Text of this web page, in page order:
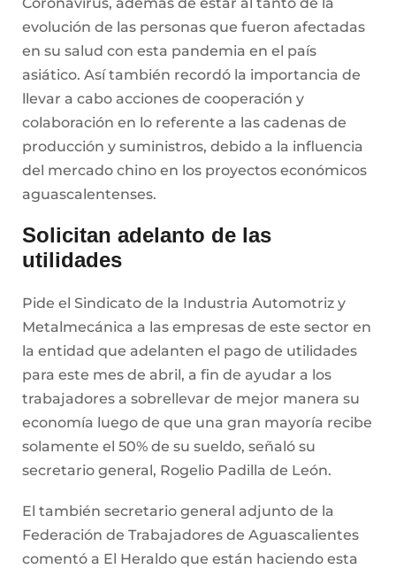
evolución de las personas que fueron afectadas
en su salud con esta pandemia en el país
asiático. Así también recordó la importancia de
llevar a cabo acciones de cooperación y
colaboración en lo referente a las cadenas de
producción y suministros, debido a la influencia
del mercado chino en los proyectos económicos
aguascalentenses.
Solicitan adelanto de las
utilidades
Pide el Sindicato de la Industria Automotriz y
Metalmecánica a las empresas de este sector en
la entidad que adelanten el pago de utilidades
para este mes de abril, a fin de ayudar a los
trabajadores a sobrellevar de mejor manera su
economía luego de que una gran mayoría recibe
solamente el 50% de su sueldo, señaló su
secretario general, Rogelio Padilla de León.
El también secretario general adjunto de la
Federación de Trabajadores de Aguascalientes
comentó a El Heraldo que están haciendo esta